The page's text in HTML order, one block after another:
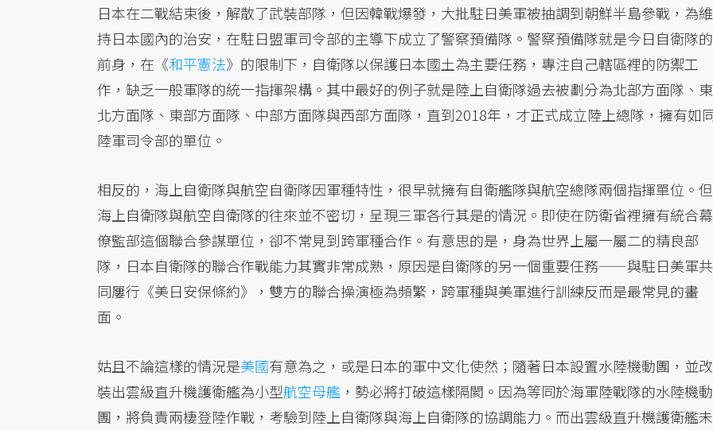
日本在二戰結束後，解散了武裝部隊，但因韓戰爆發，大批駐日美軍被抽調到朝鮮半島參戰，為維
持日本國內的治安，在駐日盟軍司令部的主導下成立了警察預備隊。警察預備隊就是今日自衛隊的
前身，在《和平憲法》的限制下，自衛隊以保護日本國土為主要任務，專注自己轄區裡的防禦工
作，缺乏一般軍隊的統一指揮架構。其中最好的例子就是陸上自衛隊過去被劃分為北部方面隊、東
北方面隊、東部方面隊、中部方面隊與西部方面隊，直到2018年，才正式成立陸上總隊，擁有如
陸軍司令部的單位。
相反的，海上自衛隊與航空自衛隊因軍種特性，很早就擁有自衛艦隊與航空總隊兩個指揮單位。但
海上自衛隊與航空自衛隊的往來並不密切，呈現三軍各行其是的情況。即使在防衛省裡擁有統合幕
僚監部這個聯合參謀單位，卻不常見到跨軍種合作。有意思的是，身為世界上屬一屬二的精良部
隊，日本自衛隊的聯合作戰能力其實非常成熟，原因是自衛隊的另一個重要任務——與駐日美軍共
同屢行《美日安保條約》，雙方的聯合操演極為頻繁，跨軍種與美軍進行訓練反而是最常見的畫
面。
姑且不論這樣的情況是美國有意為之，或是日本的軍中文化使然；隨著日本設置水陸機動團，並改
裝出雲級直升機護衛艦為小型航空母艦 ，勢必將打破這樣隔閡。因為等同於海軍陸戰隊的水陸機動
團，將負責兩棲登陸作戰，考驗到陸上自衛隊與海上自衛隊的協調能力。而出雲級直升機護衛艦未